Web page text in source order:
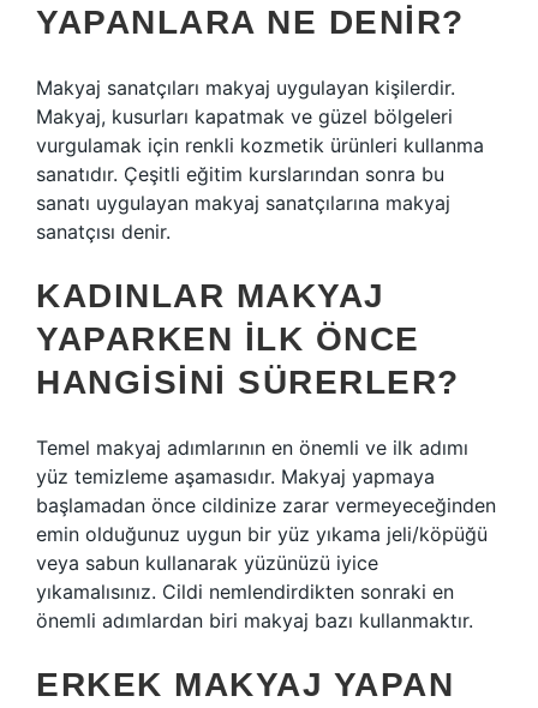
YAPANLARA NE DENIR?
Makyaj sanatçıları makyaj uygulayan kişilerdir.
Makyaj, kusurları kapatmak ve güzel bölgeleri
vurgulamak için renkli kozmetik ürünleri kullanma
sanatıdır. Çeşitli eğitim kurslarından sonra bu
sanatı uygulayan makyaj sanatçılarına makyaj
sanatçısı denir.
KADINLAR MAKYAJ
YAPARKEN ILK ÖNCE
HANGISINI SÜRERLER?
Temel makyaj adımlarının en önemli ve ilk adımı
yüz temizleme aşamasıdır. Makyaj yapmaya
başlamadan önce cildinize zarar vermeyeceğinden
emin olduğunuz uygun bir yüz yıkama jeli/köpüğü
veya sabun kullanarak yüzünüzü iyice
yıkamalısınız. Cildi nemlendirdikten sonraki en
önemli adımlardan biri makyaj bazı kullanmaktır.
ERKEK MAKYAJ YAPAN